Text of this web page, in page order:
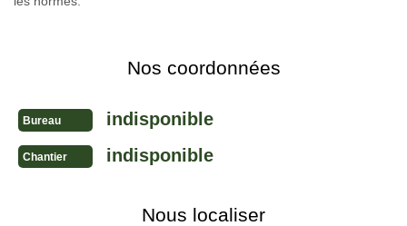
Nos coordonnées
Bureau indisponible
Chantier indisponible
Nous localiser